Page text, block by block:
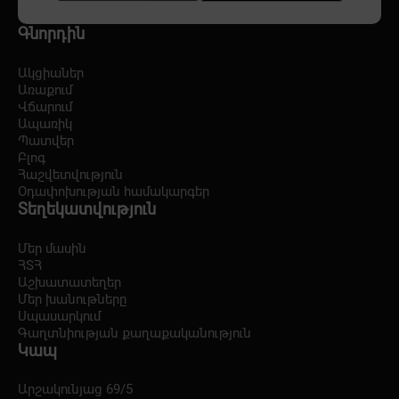
Գնորդին
Ակցիաներ
Առաքում
Վճարում
Ապառիկ
Պատվեր
Բլոգ
Հաշվետվություն
Օդափոխության համակարգեր
Տեղեկատվություն
Մեր մասին
ՀՏՀ
Աշխատատեղեր
Մեր խանութները
Սպասարկում
Գաղտնիության քաղաքականություն
Կապ
Արշակունյաց 69/5